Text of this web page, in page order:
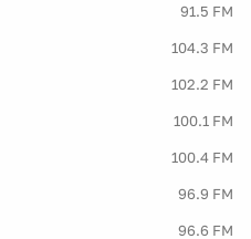
91.5 FM
104.3 FM
102.2 FM
100.1 FM
100.4 FM
96.9 FM
96.6 FM